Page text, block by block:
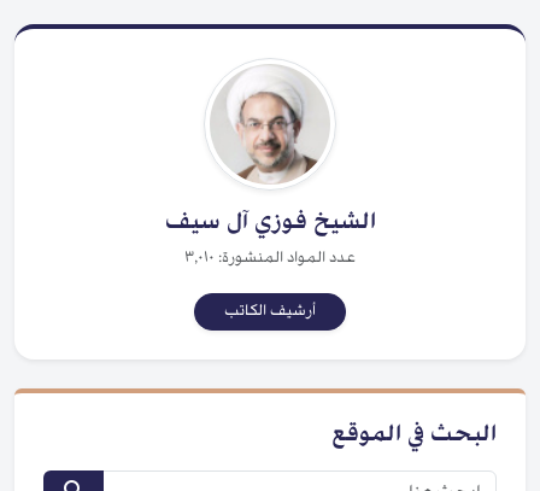
الشيخ فوزي آل سيف
عدد المواد المنشورة: ٣,٠١٠
أرشيف الكاتب
البحث في الموقع